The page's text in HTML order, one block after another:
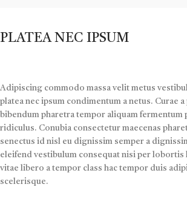
PLATEA NEC IPSUM
Adipiscing commodo massa velit metus
platea nec ipsum condimentum a netus.
bibendum pharetra tempor aliquam
ridiculus. Conubia consectetur maecenas
senectus id nisl eu dignissim semper a
eleifend vestibulum consequat nisi per
vitae libero a tempor class hac tempor duis
scelerisque.